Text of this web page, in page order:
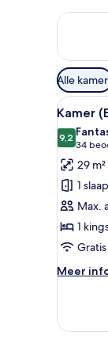
De
filters
voor
kamers
Alle
Alle
foto's
voor
Kamer
laden
6
Kamer
9,29,2 van
34
(34
29 m²
1
Max.
1
Meer
Meer
(Essential)